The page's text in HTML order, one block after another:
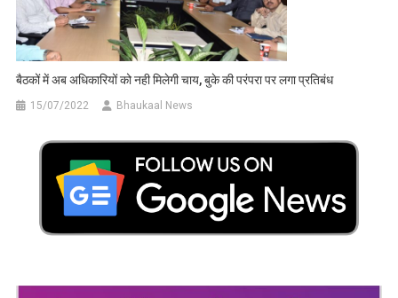
बैठकों में अब अधिकारियों को नही मिलेगी चाय, बुके की परंपरा पर लगा प्रतिबंध
15/07/2022 Bhaukaal News